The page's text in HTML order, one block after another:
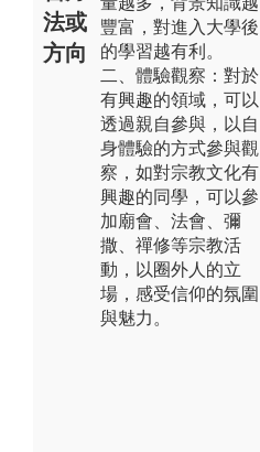
法或
方向
豐富，對進入大學後
的學習越有利。
二、體驗觀察：對於
有興趣的領域，可以
透過親自參與，以自
身體驗的方式參與觀
察，如對宗教文化有
興趣的同學，可以參
加廟會、法會、彌
撒、禪修等宗教活
動，以圈外人的立
場，感受信仰的氛圍
與魅力。